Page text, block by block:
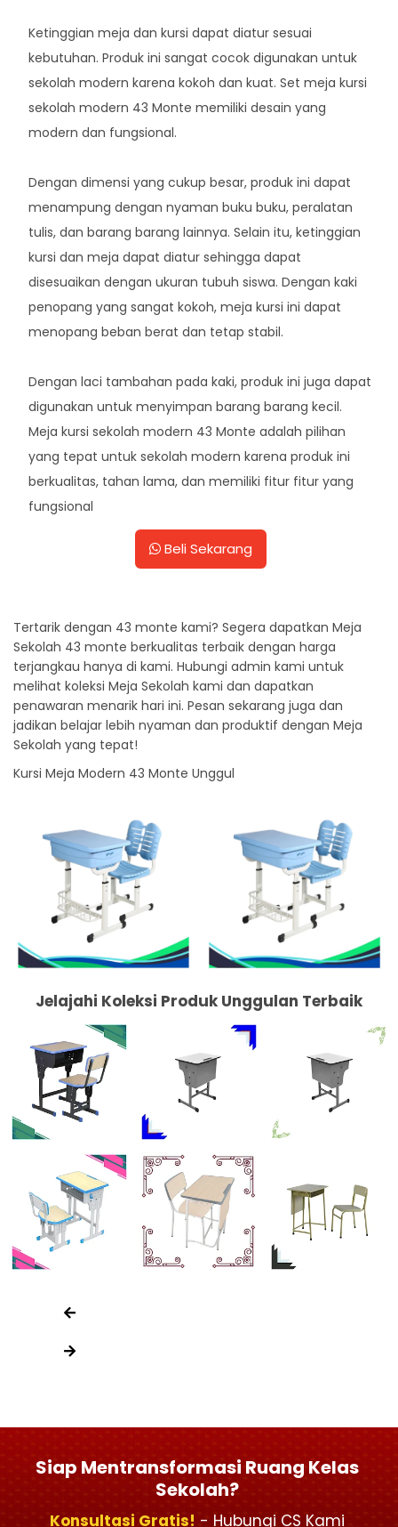
Ketinggian meja dan kursi dapat diatur sesuai
kebutuhan. Produk ini sangat cocok digunakan untuk
sekolah modern karena kokoh dan kuat. Set meja kursi
sekolah modern 43 Monte memiliki desain yang
modern dan fungsional.
Dengan dimensi yang cukup besar, produk ini dapat
menampung dengan nyaman buku buku, peralatan
tulis, dan barang barang lainnya. Selain itu, ketinggian
kursi dan meja dapat diatur sehingga dapat
disesuaikan dengan ukuran tubuh siswa. Dengan kaki
penopang yang sangat kokoh, meja kursi ini dapat
menopang beban berat dan tetap stabil.
Dengan laci tambahan pada kaki, produk ini juga dapat
digunakan untuk menyimpan barang barang kecil.
Meja kursi sekolah modern 43 Monte adalah pilihan
yang tepat untuk sekolah modern karena produk ini
berkualitas, tahan lama, dan memiliki fitur fitur yang
fungsional
Beli Sekarang
Tertarik dengan 43 monte kami? Segera dapatkan Meja
Sekolah 43 monte berkualitas terbaik dengan harga
terjangkau hanya di kami. Hubungi admin kami untuk
melihat koleksi Meja Sekolah kami dan dapatkan
penawaran menarik hari ini. Pesan sekarang juga dan
jadikan belajar lebih nyaman dan produktif dengan Meja
Sekolah yang tepat!
Kursi Meja Modern 43 Monte Unggul
Jelajahi Koleksi Produk Unggulan Terbaik
Siap Mentransformasi Ruang Kelas
Sekolah?
Konsultasi Gratis! - Hubungi CS Kami